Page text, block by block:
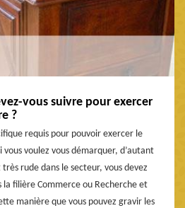
vous suivre pour exercer
?
requis pour pouvoir exercer le
voulez vous démarquer, d’autant
rude dans le secteur, vous devez
la filière Commerce ou Recherche et
manière que vous pouvez gravir les